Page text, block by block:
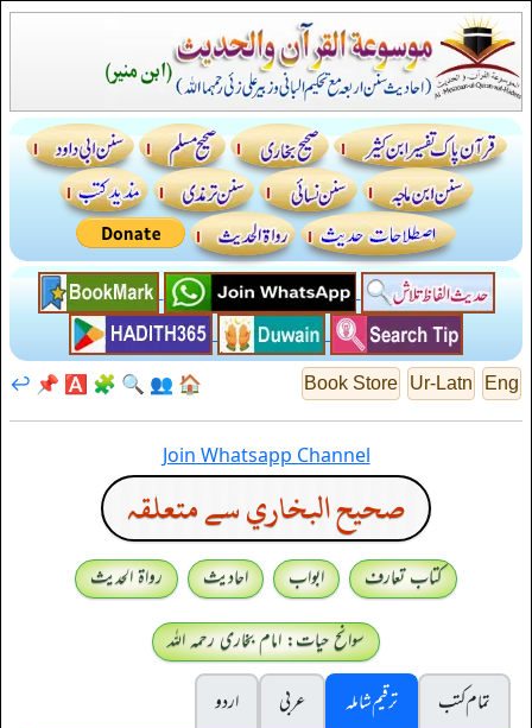
Eng
Ur-Latn
Book Store
🏠
👥
🔍
🧩
🅰️
📌
↩️
Join Whatsapp Channel
صحيح البخاري سے متعلقہ
کتاب تعارف ابواب احادیث
رواۃ الحدیث
سوانح حیات: امام بخاری رحمہ اللہ
تمام کتب
ترقیم شاملہ عربی
اردو